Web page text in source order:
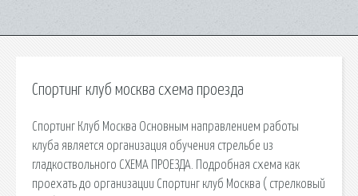
Спортинг клуб москва схема проезда
Спортинг Клуб Москва Основным направлением работы
клуба является организация обучения стрельбе из
гладкоствольного СХЕМА ПРОЕЗДА. Подробная схема как
проехать до организации Спортинг клуб Москва ( стрелковый